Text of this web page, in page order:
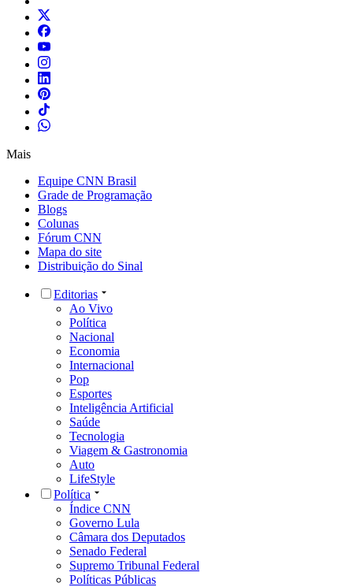
Mais
Equipe CNN Brasil
Grade de Programação
Blogs
Colunas
Fórum CNN
Mapa do site
Distribuição do Sinal
Editorias
Ao Vivo
Política
Nacional
Economia
Internacional
Pop
Esportes
Inteligência Artificial
Saúde
Tecnologia
Viagem & Gastronomia
Auto
LifeStyle
Política
Índice CNN
Governo Lula
Câmara dos Deputados
Senado Federal
Supremo Tribunal Federal
Políticas Públicas